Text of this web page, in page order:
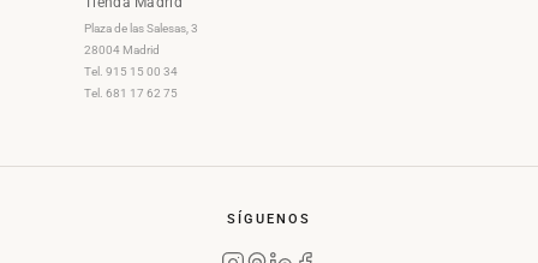
Plaza de las Salesas, 3
28004 Madrid
Tel. 915 15 00 34
Tel. 681 17 62 75
SÍGUENOS